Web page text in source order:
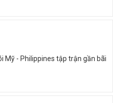
Mỹ - Philippines tập trận gần bãi